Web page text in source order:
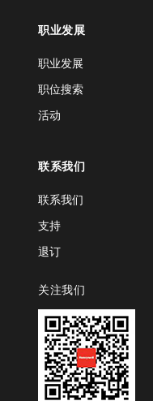
职业发展
职业发展
职位搜索
活动
联系我们
联系我们
支持
退订
关注我们